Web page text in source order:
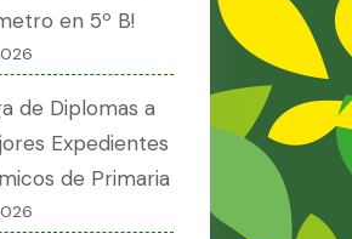
en 5º B!
de Diplomas a
Expedientes
de Primaria